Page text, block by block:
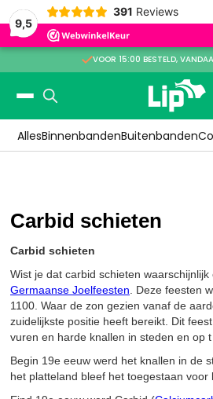
9,5
391 Reviews
VANDAAG VERSTUURD
Slide 2 of 3.
AllesBinnenbandenBuitenbanden
Carbid schieten
Carbid schieten
Wist je dat carbid schieten waarschijnlijk
Germaanse Joelfeesten . Deze feesten
1100. Waar de zon gezien vanaf de
zuidelijkste positie heeft bereikt. Dit
vuren en harde knallen in steden en op t
Begin 19e eeuw werd het knallen in de
het platteland bleef het toegestaan voor